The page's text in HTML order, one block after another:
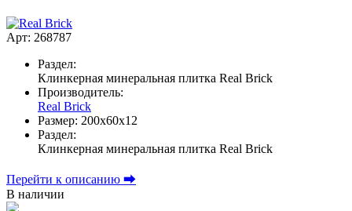
Арт: 268787
Раздел:
Клинкерная минеральная плитка Real Brick
Производитель:
Real Brick
Размер: 200х60х12
Раздел:
Клинкерная минеральная плитка Real Brick
Перейти к описанию ⮕
В наличии